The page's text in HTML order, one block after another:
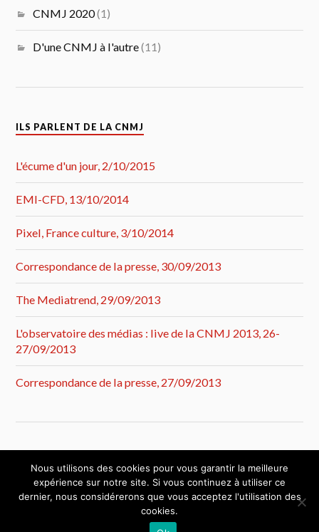
CNMJ 2020(1)
D'une CNMJ à l'autre(11)
ILS PARLENT DE LA CNMJ
L'écume d'un jour, 2/10/2015
EMI-CFD, 13/10/2014
Pixel, France culture, 3/10/2014
Correspondance de la presse, 30/09/2013
The Mediatrend, 29/09/2013
L'observatoire des médias : live de la CNMJ 2013, 26-
27/09/2013
Correspondance de la presse, 27/09/2013
FIÈREMENT PROPULSÉ PARWORDPRESS
ANDERS NORÉN
Nous utilisons des cookies pour vous garantir la meilleure
expérience sur notre site. Si vous continuez à utiliser ce
dernier, nous considérerons que vous acceptez l'utilisation des
cookies.